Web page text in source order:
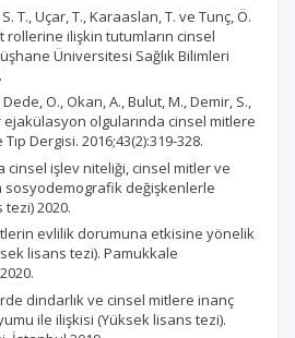
T., Uçar, T., Karaaslan, T. ve Tunç, Ö.
rollerine ilişkin tutumların cinsel
Üniversitesi Sağlık Bilimleri
Dede, O., Okan, A., Bulut, M., Demir, S.,
ejakülasyon olgularında cinsel mitlere
Dergisi. 2016;43(2):319-328.
cinsel işlev niteliği, cinsel mitler ve
sosyodemografik değişkenlerle
2020.
evlilik dorumuna etkisine yönelik
lisans tezi). Pamukkale
dindarlık ve cinsel mitlere inanç
ile ilişkisi (Yüksek lisans tezi).